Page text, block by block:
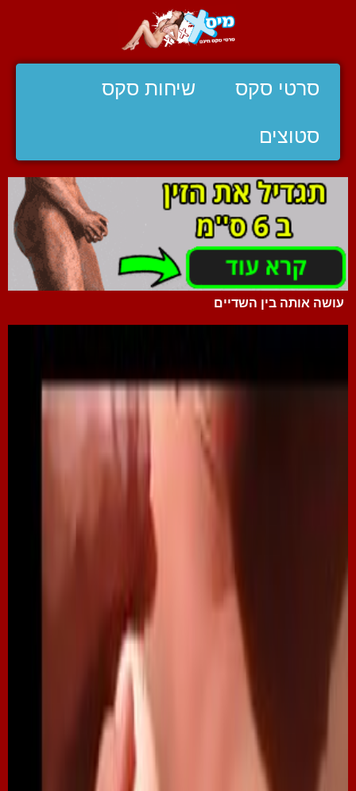
סרטי סקס שיחות סקס
סטוצים
עושה אותה בין השדיים